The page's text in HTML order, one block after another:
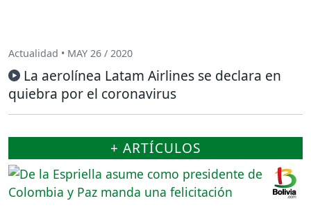
Actualidad • MAY 26 / 2020
La aerolínea Latam Airlines se declara en
quiebra por el coronavirus
+ ARTÍCULOS